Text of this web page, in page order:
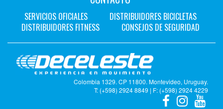
SERVICIOS OFICIALES
DISTRIBUIDORES BICICLETAS
DISTRIBUIDORES FITNESS
CONSEJOS DE SEGURIDAD
Colombia 1329. CP 11800. Montevideo, Uruguay.
T: (+598) 2924 8849 | F: (+598) 2924 4229